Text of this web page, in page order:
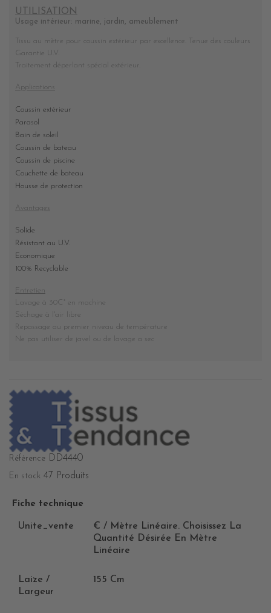
UTILISATION
Usage intérieur: marine, jardin, ameublement
Tissu au mètre pour coussin extérieur par excellence. Tenue des couleurs
Garantie U.V.
Traitement déperlant spécial extérieur.
Applications
Coussin extérieur
Parasol
Bain de soleil
Coussin de bateau
Coussin de piscine
Couchette de bateau
Housse de protection
Avantages
Solide
Résistant au U.V.
Economique
100% Recyclable
Entretien
Lavage à 30C° en machine
Séchage à l'air libre
Repassage au premier niveau de température
Ne pas utiliser de javel ou de lavage a sec
Référence DD4440
En stock 47 Produits
Fiche technique
Unite_vente
€ / Mètre Linéaire. Choisissez La
Quantité Désirée En Mètre
Linéaire
Laize /
Largeur
155 Cm